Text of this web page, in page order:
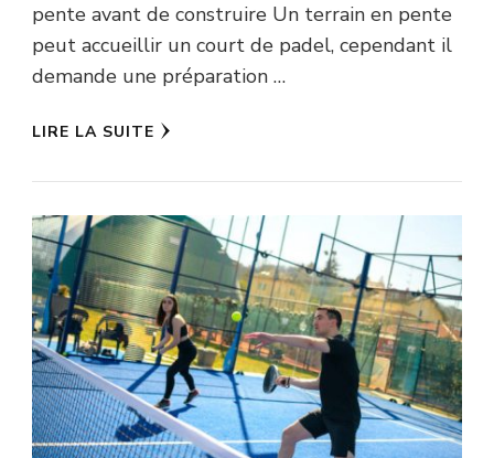
pente avant de construire Un terrain en pente
peut accueillir un court de padel, cependant il
demande une préparation …
LIRE LA SUITE